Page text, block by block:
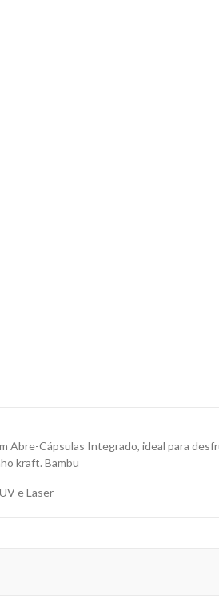
Abre-Cápsulas Integrado, ideal para
kraft. Bambu
e Laser